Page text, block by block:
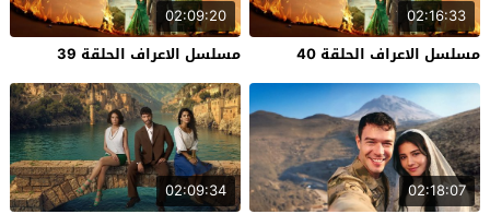
02:16:33
مسلسل الاعراف الحلقة 40
02:09:20
مسلسل الاعراف الحلقة 39
02:18:07
02:09:34